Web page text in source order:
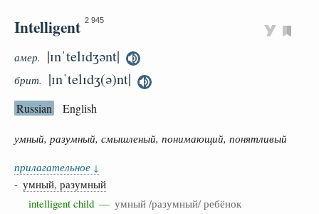
Intelligent 2 945
амер. |ɪnˈtelɪdʒənt|
брит. |ɪnˈtelɪdʒ(ə)nt|
Russian English
умный, разумный, смышленый, понимающий, понятливый
прилагательное ↓
- умный, разумный
intelligent child — умный /разумный/ ребёнок